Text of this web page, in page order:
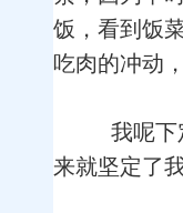
饭，看到饭
吃肉的冲动
我呢下
来就坚定了